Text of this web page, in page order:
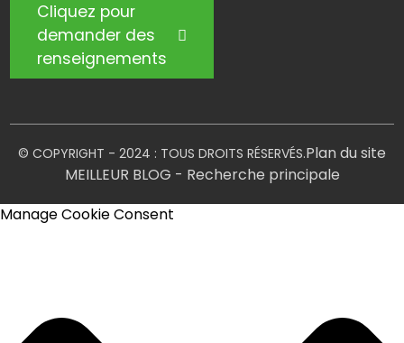
Cliquez pour
demander des
renseignements
© COPYRIGHT - 2024 : TOUS DROITS RÉSERVÉS.Plan du site
MEILLEUR BLOG - Recherche principale
Manage Cookie Consent